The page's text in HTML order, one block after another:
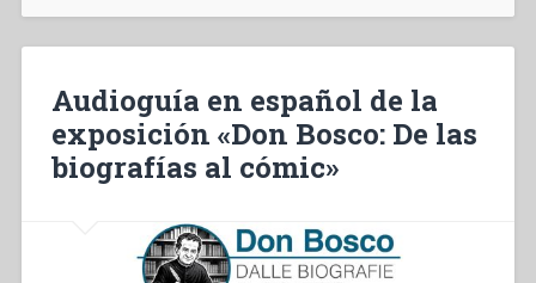
exhibition
biographies
to
comics’”
Audioguía en español de la
exposición «Don Bosco: De las
biografías al cómic»